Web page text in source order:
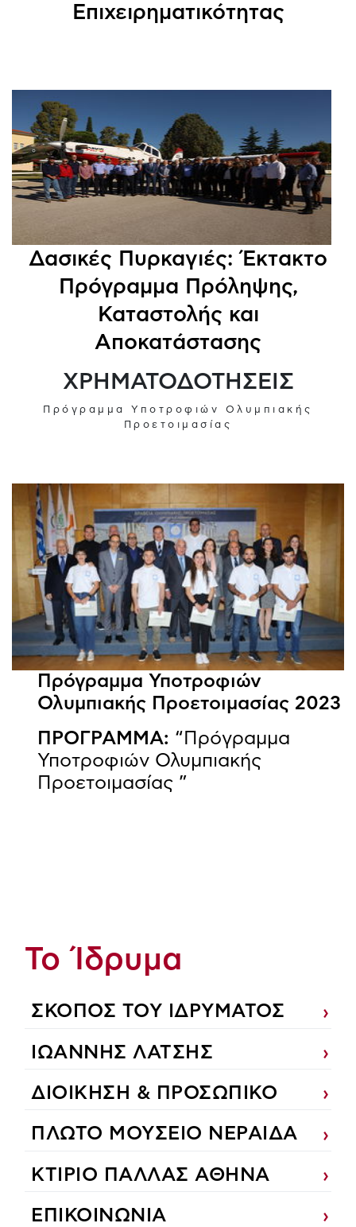
Επιχειρηματικότητας
Δασικές Πυρκαγιές: Έκτακτο
Πρόγραμμα Πρόληψης,
Καταστολής και
Αποκατάστασης
ΧΡΗΜΑΤΟΔΟΤΗΣΕΙΣ
Πρόγραμμα Υποτροφιών Ολυμπιακής
Προετοιμασίας
Πρόγραμμα Υποτροφιών
Ολυμπιακής Προετοιμασίας 2023
ΠΡΟΓΡΑΜΜΑ: “Πρόγραμμα
Υποτροφιών Ολυμπιακής
Προετοιμασίας ”
Το Ίδρυμα
ΣΚΟΠΟΣ ΤΟΥ ΙΔΡΥΜΑΤΟΣ
ΙΩΑΝΝΗΣ ΛΑΤΣΗΣ
ΔΙΟΙΚΗΣΗ & ΠΡΟΣΩΠΙΚΟ
ΠΛΩΤΟ ΜΟΥΣΕΙΟ ΝΕΡΑΙΔΑ
ΚΤΙΡΙΟ ΠΑΛΛΑΣ ΑΘΗΝΑ
ΕΠΙΚΟΙΝΩΝΙΑ